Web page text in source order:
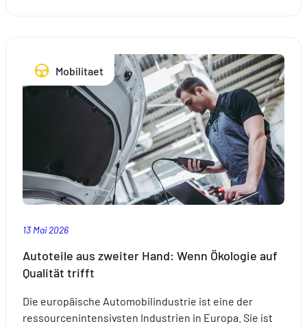
den
Kindern
diesen
Sommer
Mobilitaet
13 Mai 2026
Autoteile aus zweiter Hand: Wenn Ökologie auf
Qualität trifft
Die europäische Automobilindustrie ist eine der
ressourcenintensivsten Industrien in Europa. Sie ist